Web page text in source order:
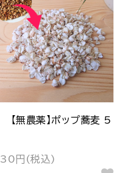
【無農薬】ポップ蕎麦 5
円(税込)